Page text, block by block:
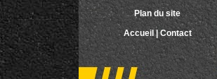
Plan du site
Accueil |Contact